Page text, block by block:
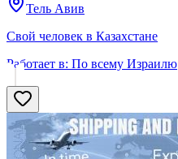
Тель Авив
Свой человек в Казахстане
Работает в: По всему Израилю